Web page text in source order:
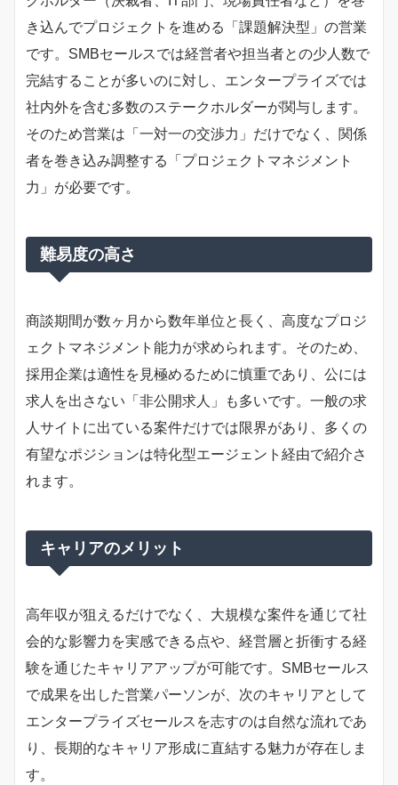
き込んでプロジェクトを進める「課題解決型」の営業
です。SMBセールスでは経営者や担当者との少人数で
完結することが多いのに対し、エンタープライズでは
社内外を含む多数のステークホルダーが関与します。
そのため営業は「一対一の交渉力」だけでなく、関係
者を巻き込み調整する「プロジェクトマネジメント
力」が必要です。
難易度の高さ
商談期間が数ヶ月から数年単位と長く、高度なプロジ
ェクトマネジメント能力が求められます。そのため、
採用企業は適性を見極めるために慎重であり、公には
求人を出さない「非公開求人」も多いです。一般の求
人サイトに出ている案件だけでは限界があり、多くの
有望なポジションは特化型エージェント経由で紹介さ
れます。
キャリアのメリット
高年収が狙えるだけでなく、大規模な案件を通じて社
会的な影響力を実感できる点や、経営層と折衝する経
験を通じたキャリアアップが可能です。SMBセールス
で成果を出した営業パーソンが、次のキャリアとして
エンタープライズセールスを志すのは自然な流れであ
り、長期的なキャリア形成に直結する魅力が存在しま
す。